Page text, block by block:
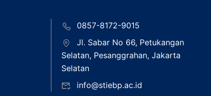
0857-8172-9015
Jl. Sabar No 66, Petukangan
Selatan, Pesanggrahan, Jakarta
Selatan
info@stiebp.ac.id